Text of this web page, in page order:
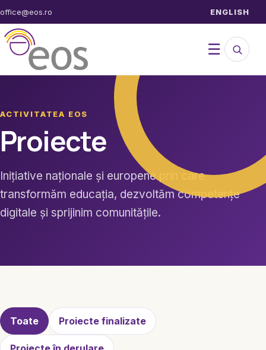
Sari
la
conținut
office@eos.ro ENGLISH
☰
meniul
Caută
în
site
ACTIVITATEA EOS
Proiecte
Inițiative naționale și europene prin care
transformăm educația, dezvoltăm competențe
digitale și sprijinim comunitățile.
Toate Proiecte finalizate